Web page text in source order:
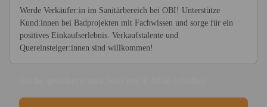
Werde Verkäufer:in im Sanitärbereich bei OBI! Unterstütze
Kund:innen bei Badprojekten mit Fachwissen und sorge für ein
positives Einkaufserlebnis. Verkaufstalente und
Quereinsteiger:innen sind willkommen!